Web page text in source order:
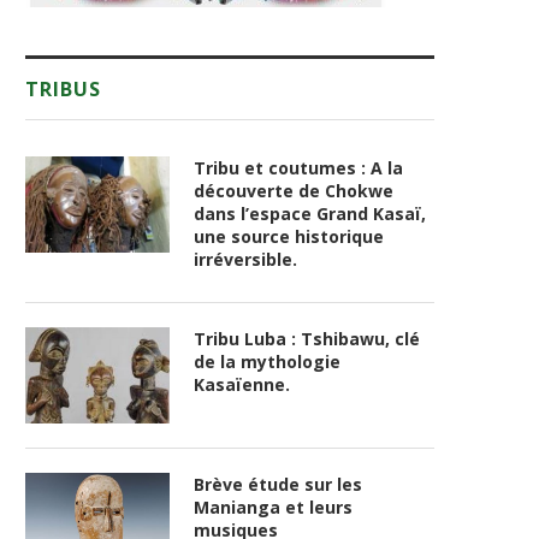
TRIBUS
Tribu et coutumes : A la
découverte de Chokwe
dans l’espace Grand Kasaï,
une source historique
irréversible.
Tribu Luba : Tshibawu, clé
de la mythologie
Kasaïenne.
Brève étude sur les
Manianga et leurs
musiques